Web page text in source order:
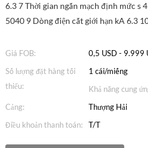
6.3 7 Thời gian ngắn mạch định mức s
5040 9 Dòng điện cắt giới hạn kA 6.3
Giá FOB:
0,5 USD - 9.999
Số lượng đặt hàng tối
thiểu:
1 cái/miếng
Khả năng cung
Cảng:
Thượng Hải
Điều khoản thanh toán:
T/T